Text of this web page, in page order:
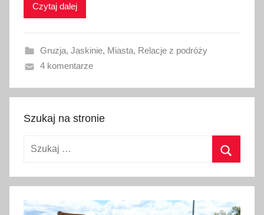
w
n
o
5
m
2
1
Czytaj dalej
Gruzja, Jaskinie, Miasta, Relacje z podróży
4 komentarze
Szukaj na stronie
Szukaj: